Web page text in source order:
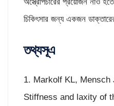
অস্ত্রোপচারের প্রয়োজন নাও
চিকিৎসার জন্য একজন ডাক্তারের
তথ্যসূএ
1. Markolf KL, Mensch
Stiffness and laxity of